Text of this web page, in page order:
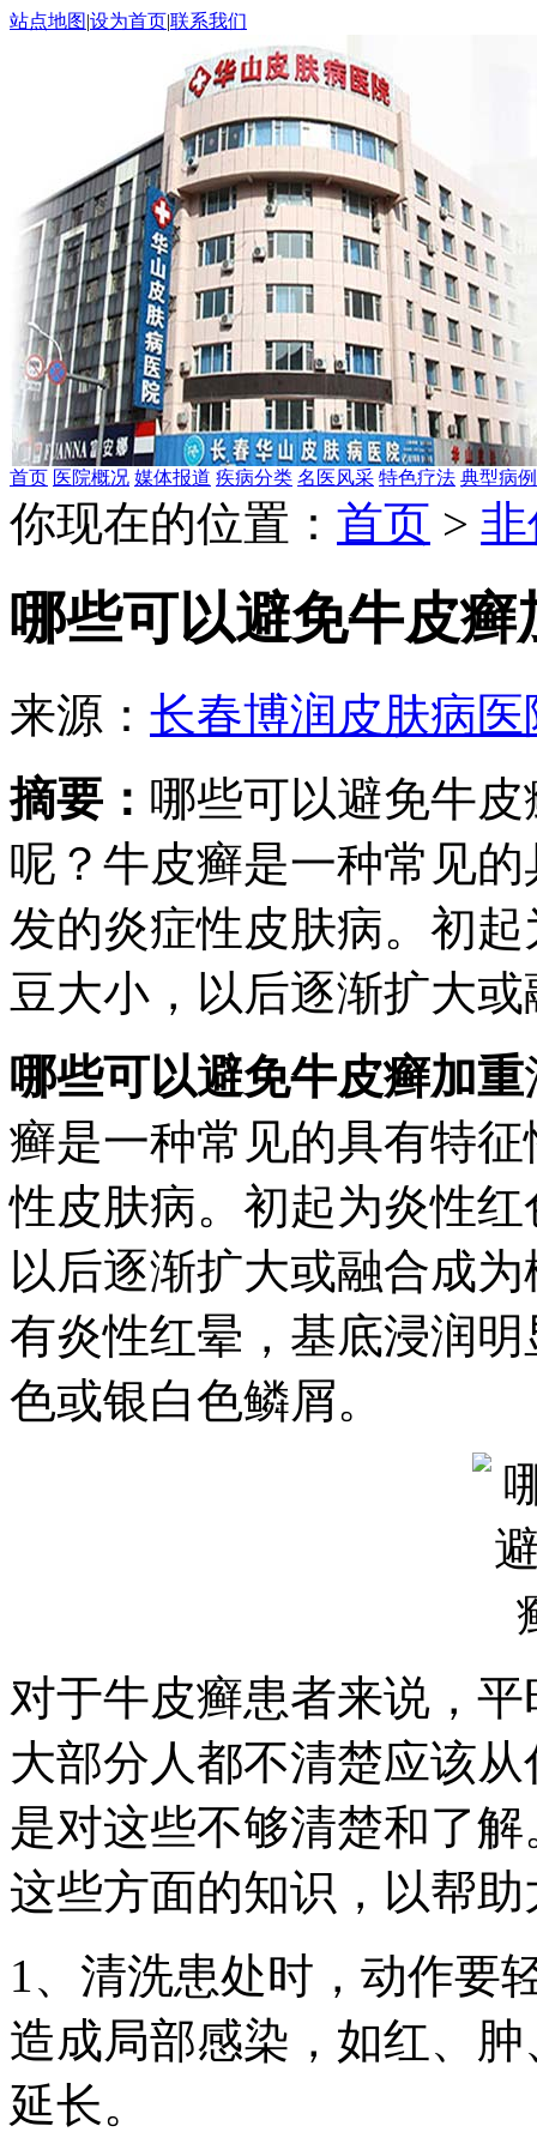
站点地图|设为首页|联系我们
首页 医院概况 媒体报道 疾病分类 名医风采 特色疗法 典型病例
你现在的位置： 首页 >
哪些可以避免牛皮癣
来源： 长春博润皮肤病医
摘要： 哪些可以避免牛
呢？牛皮癣是一种常见
发的炎症性皮肤病。初
豆大小，以后逐渐扩大
哪些可以避免牛皮癣加重
癣是一种常见的具有特
性皮肤病。初起为炎性
以后逐渐扩大或融合成
有炎性红晕，基底浸润
色或银白色鳞屑。
对于牛皮癣患者来说，
大部分人都不清楚应该
是对这些不够清楚和了
这些方面的知识，以帮
1、清洗患处时，动作要
造成局部感染，如红、
延长。